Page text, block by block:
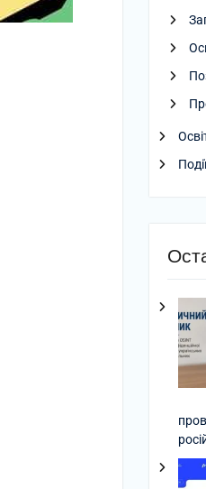
Події